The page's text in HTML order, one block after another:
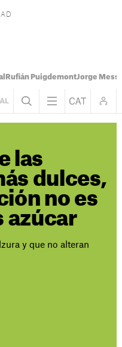
Rufián PuigdemontJorge Messi
las
dulces,
no es
azúcar
y que no alteran